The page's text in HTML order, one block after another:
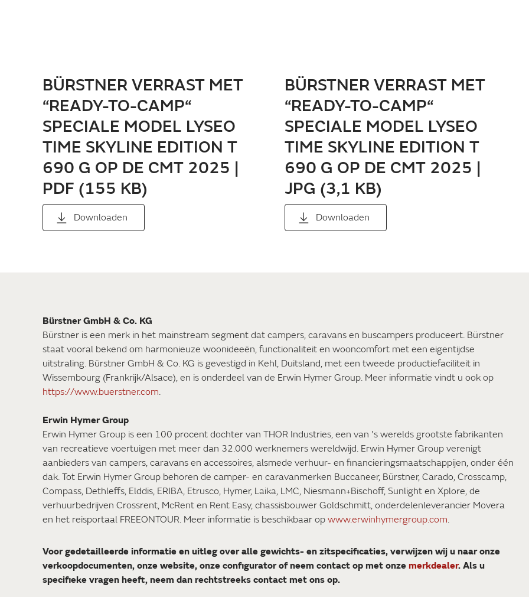
BÜRSTNER VERRAST MET
“READY-TO-CAMP“
SPECIALE MODEL LYSEO
TIME SKYLINE EDITION T
690 G OP DE CMT 2025 |
PDF (155 KB)
Downloaden
BÜRSTNER VERRAST MET
“READY-TO-CAMP“
SPECIALE MODEL LYSEO
TIME SKYLINE EDITION T
690 G OP DE CMT 2025 |
JPG (3,1 KB)
Downloaden
Bürstner GmbH & Co. KG
Bürstner is een merk in het mainstream segment dat campers, caravans en buscampers produceert. Bürstner
staat vooral bekend om harmonieuze woonideeën, functionaliteit en wooncomfort met een eigentijdse
uitstraling. Bürstner GmbH & Co. KG is gevestigd in Kehl, Duitsland, met een tweede productiefaciliteit in
Wissembourg (Frankrijk/Alsace), en is onderdeel van de Erwin Hymer Group. Meer informatie vindt u ook op
https://www.buerstner.com.
Erwin Hymer Group
Erwin Hymer Group is een 100 procent dochter van THOR Industries, een van 's werelds grootste fabrikanten
van recreatieve voertuigen met meer dan 32.000 werknemers wereldwijd. Erwin Hymer Group verenigt
aanbieders van campers, caravans en accessoires, alsmede verhuur- en financieringsmaatschappijen, onder één
dak. Tot Erwin Hymer Group behoren de camper- en caravanmerken Buccaneer, Bürstner, Carado, Crosscamp,
Compass, Dethleffs, Elddis, ERIBA, Etrusco, Hymer, Laika, LMC, Niesmann+Bischoff, Sunlight en Xplore, de
verhuurbedrijven Crossrent, McRent en Rent Easy, chassisbouwer Goldschmitt, onderdelenleverancier Movera
en het reisportaal FREEONTOUR. Meer informatie is beschikbaar op www.erwinhymergroup.com.
Voor gedetailleerde informatie en uitleg over alle gewichts- en zitspecificaties, verwijzen wij u naar onze
verkoopdocumenten, onze website, onze configurator of neem contact op met onze merkdealer. Als u
specifieke vragen heeft, neem dan rechtstreeks contact met ons op.